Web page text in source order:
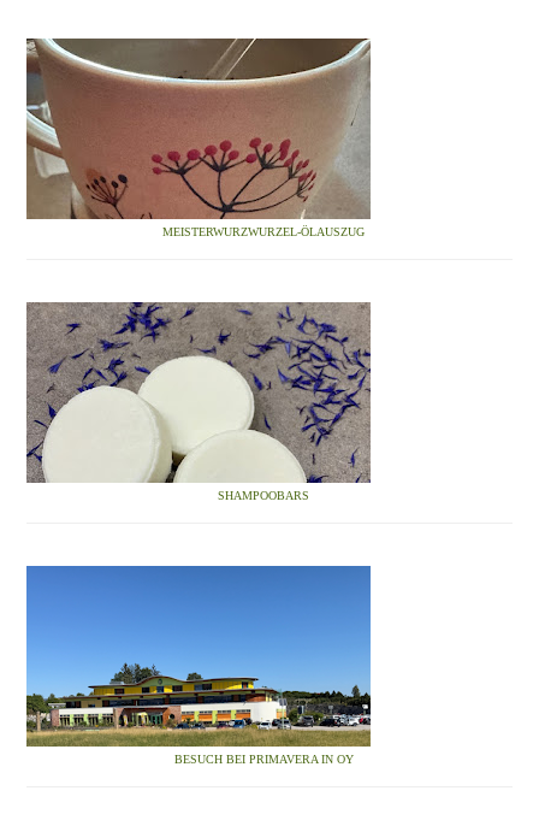
MEISTERWURZWURZEL-ÖLAUSZUG
SHAMPOOBARS
BESUCH BEI PRIMAVERA IN OY